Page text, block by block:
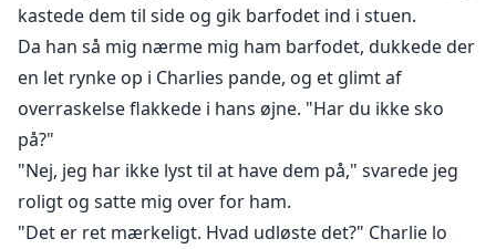
kastede dem til side og gik barfodet ind i stuen.
Da han så mig nærme mig ham barfodet, dukkede der
en let rynke op i Charlies pande, og et glimt af
overraskelse flakkede i hans øjne. "Har du ikke sko
på?"
"Nej, jeg har ikke lyst til at have dem på," svarede jeg
roligt og satte mig over for ham.
"Det er ret mærkeligt. Hvad udløste det?" Charlie lo